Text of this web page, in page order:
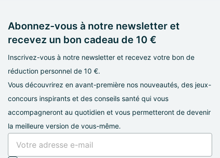
Abonnez-vous à notre newsletter et
recevez un bon cadeau de 10 €
Inscrivez-vous à notre newsletter et recevez votre bon de
réduction personnel de 10 €.
Vous découvrirez en avant-première nos nouveautés, des jeux-
concours inspirants et des conseils santé qui vous
accompagneront au quotidien et vous permetteront de devenir
la meilleure version de vous-même.